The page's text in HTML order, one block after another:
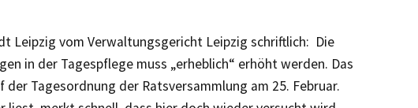
Leipzig vom Verwaltungsgericht Leipzig schriftlich: Die
in der Tagespflege muss „erheblich“ erhöht werden. Das
Tagesordnung der Ratsversammlung am 25. Februar.